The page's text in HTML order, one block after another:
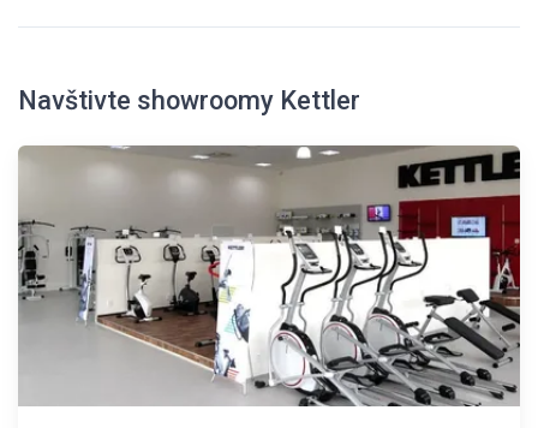
Navštivte showroomy Kettler